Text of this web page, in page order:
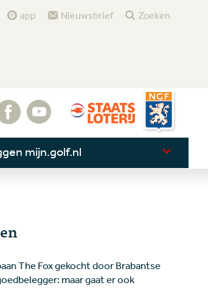
app Nieuwsbrief Zoeken
mijn.golf.nl
The Fox gekocht door Brabantse
maar gaat er ook